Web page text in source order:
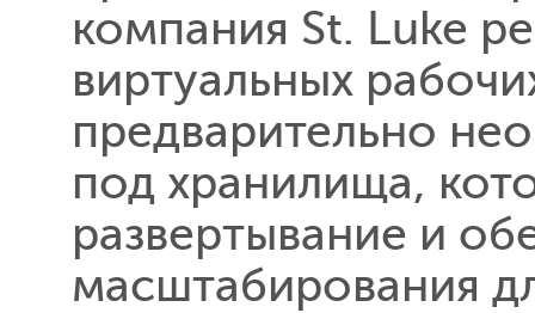
компания St. Luke
виртуальных
предварительно
под хранилища,
развертывание и
масштабирования